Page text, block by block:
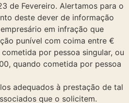
de Fevereiro. Alertamos para o
deste dever de informação
em infração que
punível com coima entre €
por pessoa singular, ou
quando cometida por pessoa
adequados à prestação de tal
que o solicitem.